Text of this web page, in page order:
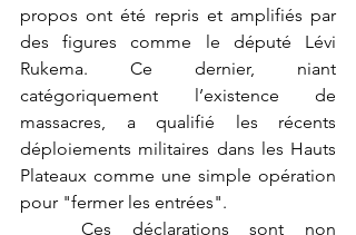
propos ont été repris et amplifiés par
des figures comme le député Lévi
Rukema. Ce dernier, niant
catégoriquement l’existence de
massacres, a qualifié les récents
déploiements militaires dans les Hauts
Plateaux comme une simple opération
pour "fermer les entrées".